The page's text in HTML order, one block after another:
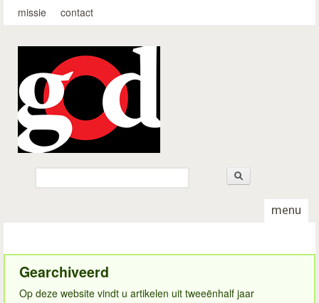
Top-menu
missie contact
godschrift.nl
Zoekveld
menu
Gearchiveerd
Op deze website vindt u artikelen uit tweeënhalf jaar